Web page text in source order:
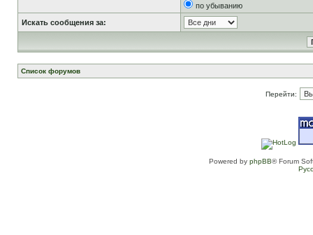
по убыванию
Искать сообщения за:
Список форумов
Перейти:
Powered by phpBB® Forum